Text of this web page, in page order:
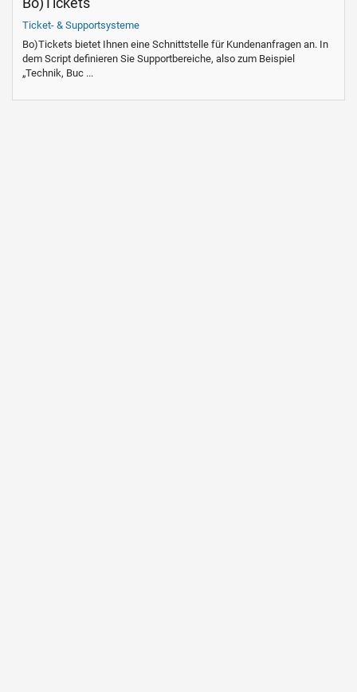
Ticket- & Supportsysteme
Bo)Tickets bietet Ihnen eine Schnittstelle für Kundenanfragen an. In
dem Script definieren Sie Supportbereiche, also zum Beispiel
„Technik, Buc ...